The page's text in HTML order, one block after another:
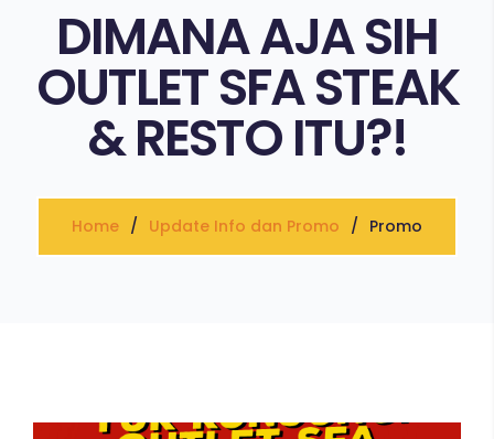
DIMANA AJA SIH
OUTLET SFA STEAK
& RESTO ITU?!
Home Update Info dan Promo Promo